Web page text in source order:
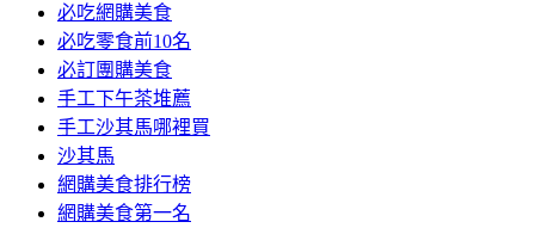
必吃網購美食
必吃零食前10名
必訂團購美食
手工下午茶堆薦
手工沙其馬哪裡買
沙其馬
網購美食排行榜
網購美食第一名